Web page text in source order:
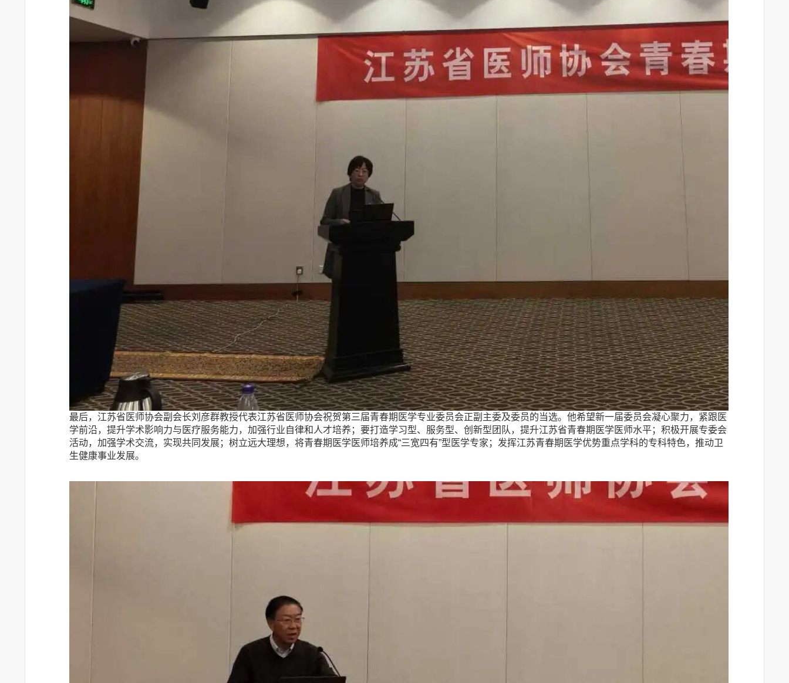
最后，江苏省医师协会副会长刘彦群教授代表江苏省医师协会祝贺第三届青春期医学专业委员会正副主委及委员的当选。他希望新一届委员会凝心聚力，紧跟医
学前沿，提升学术影响力与医疗服务能力，加强行业自律和人才培养；要打造学习型、服务型、创新型团队，提升江苏省青春期医学医师水平；积极开展专委会
活动，加强学术交流，实现共同发展；树立远大理想，将青春期医学医师培养成“三宽四有”型医学专家；发挥江苏青春期医学优势重点学科的专科特色，推动卫
生健康事业发展。